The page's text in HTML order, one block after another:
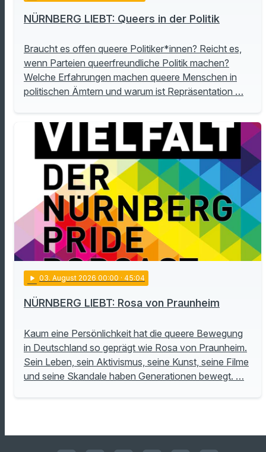
NÜRNBERG LIEBT: Queers in der Politik
Braucht es offen queere Politiker*innen? Reicht es,
wenn Parteien queerfreundliche Politik machen?
Welche Erfahrungen machen queere Menschen in
politischen Ämtern und warum ist Repräsentation …
play_arrow 03. August 2026 00:00 · 45:04
NÜRNBERG LIEBT: Rosa von Praunheim
Kaum eine Persönlichkeit hat die queere Bewegung
in Deutschland so geprägt wie Rosa von Praunheim.
Sein Leben, sein Aktivismus, seine Kunst, seine Filme
und seine Skandale haben Generationen bewegt. …